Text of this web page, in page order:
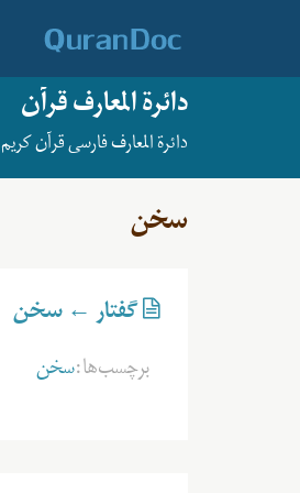
دائرة المعارف قرآن
دائرة المعارف فارسی قرآن کریم
سخن
گفتار ← سخن
برچسب‌ها:سخن